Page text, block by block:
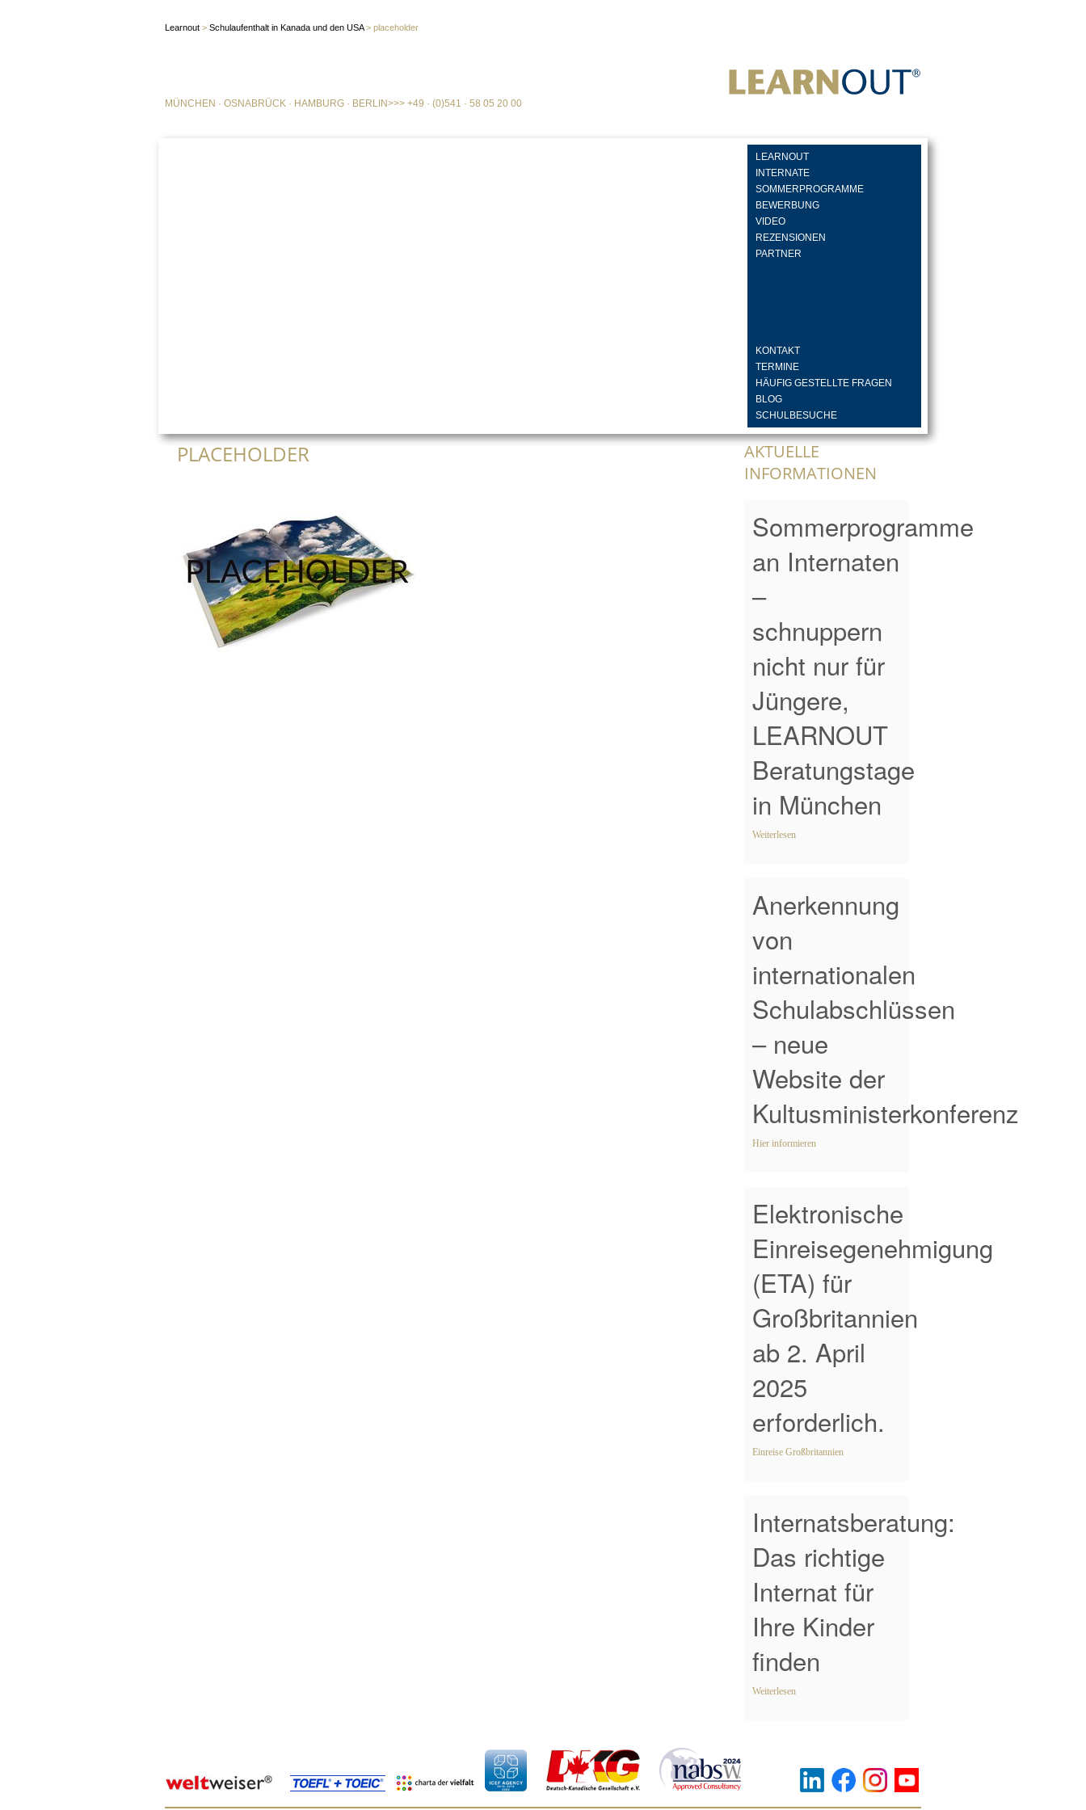
Learnout > Schulaufenthalt in Kanada und den USA> placeholder
MÜNCHEN · OSNABRÜCK · HAMBURG · BERLIN>>> +49 · (0)541 · 58 05 20 00
LEARNOUT
INTERNATE
SOMMERPROGRAMME
BEWERBUNG
VIDEO
REZENSIONEN
PARTNER
KONTAKT
TERMINE
HÄUFIG GESTELLTE FRAGEN
BLOG
SCHULBESUCHE
PLACEHOLDER
AKTUELLE
INFORMATIONEN
Sommerprogramme
an Internaten
–
schnuppern
nicht nur für
Jüngere,
LEARNOUT
Beratungstage
in München
Weiterlesen
Anerkennung
von
internationalen
Schulabschlüssen
– neue
Website der
Kultusministerkonferenz
Hier informieren
Elektronische
Einreisegenehmigung
(ETA) für
Großbritannien
ab 2. April
2025
erforderlich.
Einreise Großbritannien
Internatsberatung:
Das richtige
Internat für
Ihre Kinder
finden
Weiterlesen